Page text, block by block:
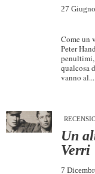
Rassegna Stampa
Archivio
27
Come un
Peter
penultimi,
qualcosa
vanno al...
Un
Verri
7